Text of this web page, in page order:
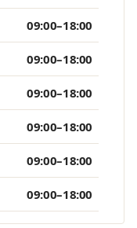
09:00–18:00
09:00–18:00
09:00–18:00
09:00–18:00
09:00–18:00
09:00–18:00